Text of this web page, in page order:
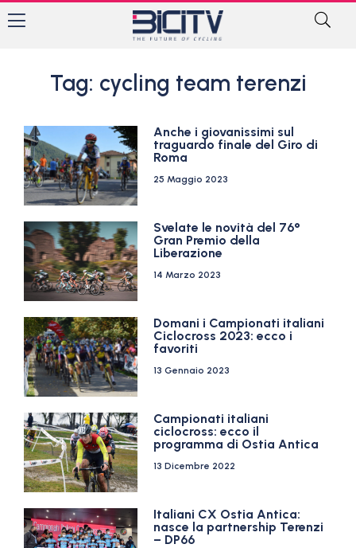
Tag: cycling team terenzi
Anche i giovanissimi sul
traguardo finale del Giro di
Roma
25 Maggio 2023
Svelate le novità del 76°
Gran Premio della
Liberazione
14 Marzo 2023
Domani i Campionati italiani
Ciclocross 2023: ecco i
favoriti
13 Gennaio 2023
Campionati italiani
ciclocross: ecco il
programma di Ostia Antica
13 Dicembre 2022
Italiani CX Ostia Antica:
nasce la partnership Terenzi
– DP66